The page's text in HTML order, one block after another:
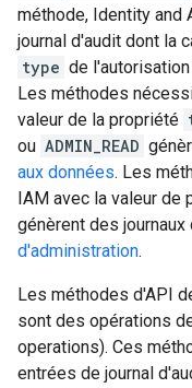
méthode, Identity and
journal d'audit dont la
type de
Les méthodes
valeur de la propriété
ou ADMIN_READ
aux données. Les
IAM avec la valeur de
génèrent des
d'administration.
Les méthodes d'API
sont des opérations
operations). Ces
entrées de journal